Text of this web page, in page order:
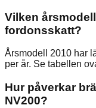
Vilken
fordonsskatt?
Årsmodell 2010 har
per år. Se tabellen
Hur påverkar
NV200?